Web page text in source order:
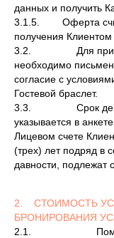
данных и получить
3.1.5. Оферта
получения Клиентом
3.2. Для
необходимо
согласие с
Гостевой браслет.
3.3. Срок
указывается в
Лицевом счете
(трех) лет подряд в
давности, подлежат
2. СТОИМОСТЬ
БРОНИРОВАНИЯ
2.1. Помимо